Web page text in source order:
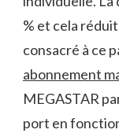
% et cela
consacré à ce
abonnement
MEGASTAR
port en